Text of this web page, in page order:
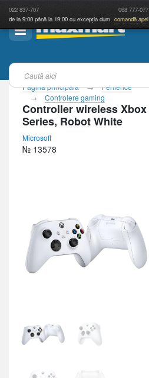
022 837-707 068 777-077
de la 9:00 până la 19:00 cu excepția dum. comandă apel
Pagina principală
Periferice
Controlere gaming
Controller wireless Xbox
Series, Robot White
Microsoft
№ 13578